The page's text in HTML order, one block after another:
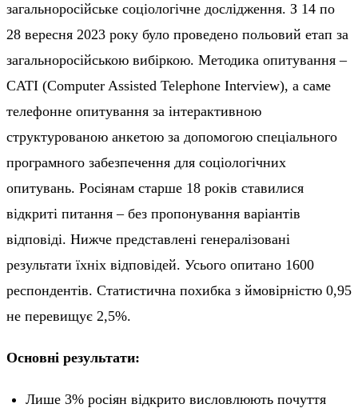
загальноросійське соціологічне дослідження. З 14 по
28 вересня 2023 року було проведено польовий етап за
загальноросійською вибіркою. Методика опитування –
CATI (Computer Assisted Telephone Interview), а саме
телефонне опитування за інтерактивною
структурованою анкетою за допомогою спеціального
програмного забезпечення для соціологічних
опитувань. Росіянам старше 18 років ставилися
відкриті питання – без пропонування варіантів
відповіді. Нижче представлені генералізовані
результати їхніх відповідей. Усього опитано 1600
респондентів. Статистична похибка з ймовірністю 0,95
не перевищує 2,5%.
Основні результати:
Лише 3% росіян відкрито висловлюють почуття